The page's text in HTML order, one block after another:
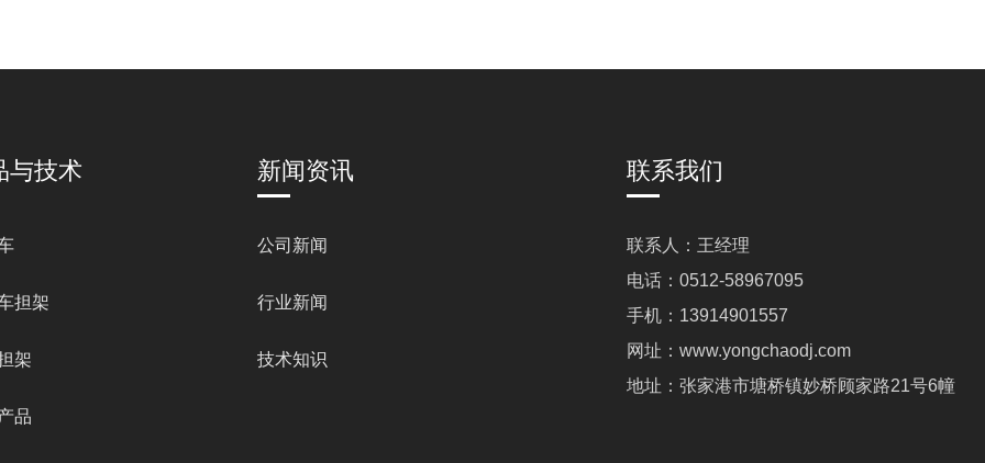
与技术
担架
架
品
新闻资讯
公司新闻
行业新闻
技术知识
联系我们
联系人：王经理
电话：0512-58967095
手机：13914901557
网址：www.yongchaodj.com
地址：张家港市塘桥镇妙桥顾家路21号6幢